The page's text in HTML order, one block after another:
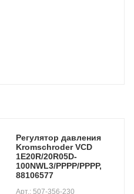
Регулятор давления
Kromschroder VCD
1E20R/20R05D-
100NWL3/PPPP/PPPP,
88106577
Арт.: 507-356-230